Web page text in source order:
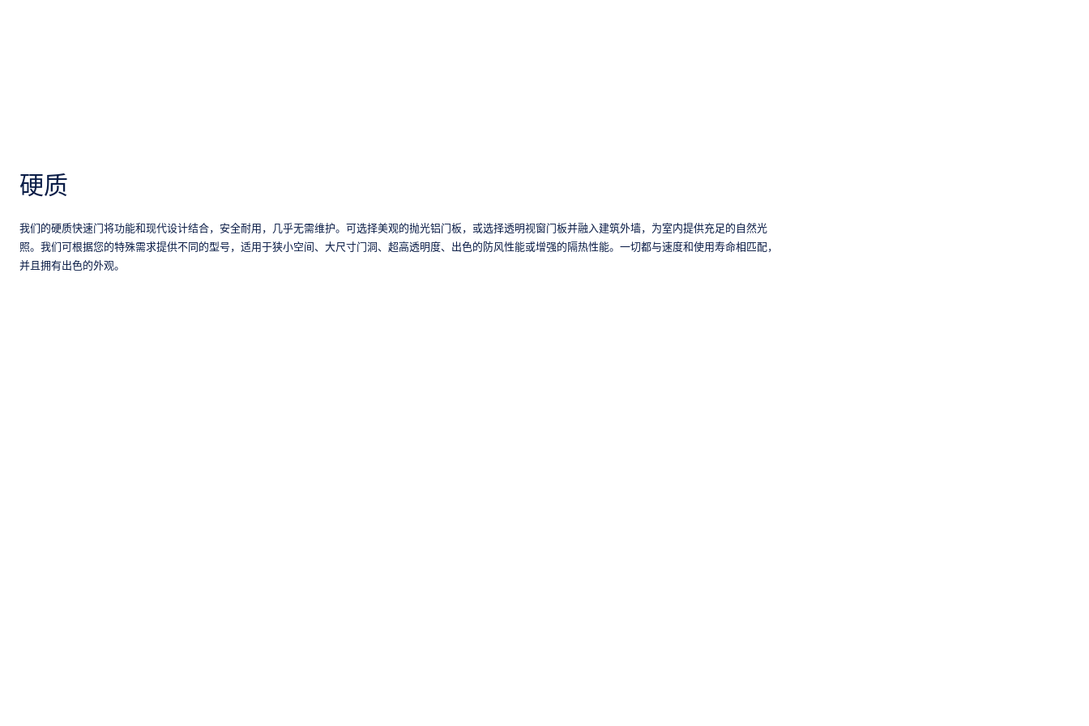
硬质
我们的硬质快速门将功能和现代设计结合，安全耐用，几乎无需维护。可选择美观的抛光铝门板，或选择透明视窗门板并融入建筑外墙，为室内提供充足的自然光
照。我们可根据您的特殊需求提供不同的型号，适用于狭小空间、大尺寸门洞、超高透明度、出色的防风性能或增强的隔热性能。一切都与速度和使用寿命相匹配，
并且拥有出色的外观。